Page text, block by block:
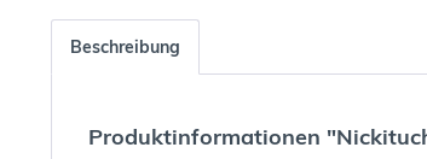
Beschreibung
Produktinformationen